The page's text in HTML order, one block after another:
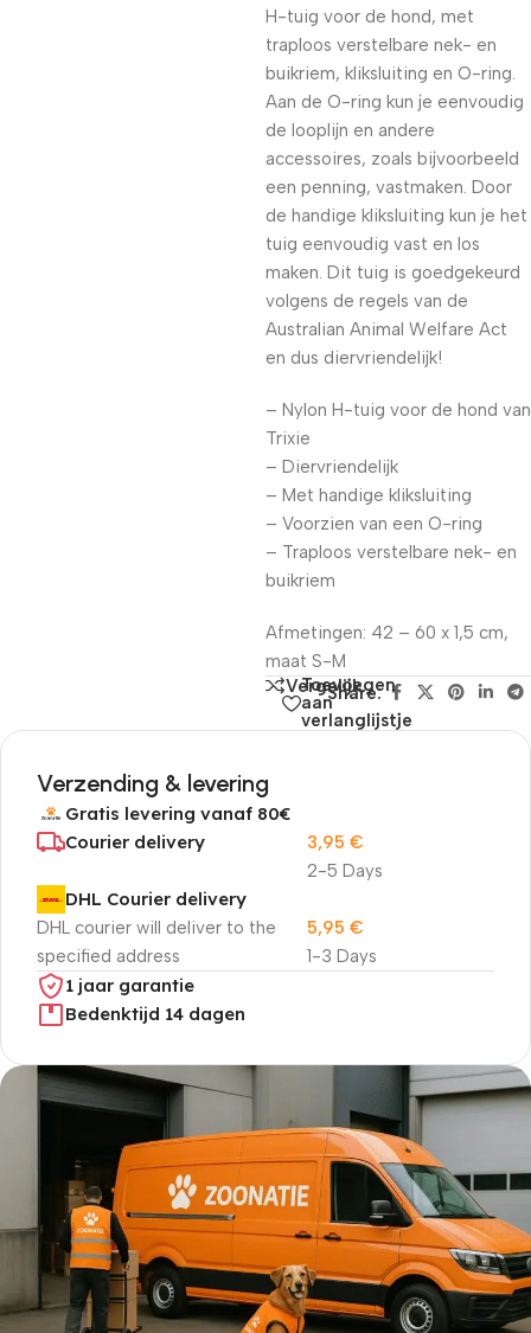
H-tuig voor de hond, met
traploos verstelbare nek- en
buikriem, kliksluiting en O-ring.
Aan de O-ring kun je eenvoudig
de looplijn en andere
accessoires, zoals bijvoorbeeld
een penning, vastmaken. Door
de handige kliksluiting kun je het
tuig eenvoudig vast en los
maken. Dit tuig is goedgekeurd
volgens de regels van de
Australian Animal Welfare Act
en dus diervriendelijk!
– Nylon H-tuig voor de hond van
Trixie
– Diervriendelijk
– Met handige kliksluiting
– Voorzien van een O-ring
– Traploos verstelbare nek- en
buikriem
Afmetingen: 42 – 60 x 1,5 cm,
maat S-M
Vergelijk
Toevoegen
aan
verlanglijstje
Share:
Verzending & levering
Gratis levering vanaf 80€
Courier delivery
2-5 Days
3,95 €
DHL Courier delivery
DHL courier will deliver to the
specified address
1-3 Days
5,95 €
1 jaar garantie
Bedenktijd 14 dagen